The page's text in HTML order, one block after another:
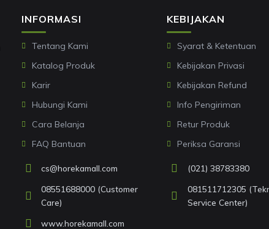
INFORMASI
Tentang Kami
Katalog Produk
Karir
Hubungi Kami
Cara Belanja
FAQ Bantuan
KEBIJAKAN
Syarat & Ketentuan
Kebijakan Privasi
Kebijakan Refund
Info Pengiriman
Retur Produk
Periksa Garansi
cs@horekamall.com
(021) 38783380
08551688000 (Customer
Care)
081511712305
Service Center)
www.horekamall.com